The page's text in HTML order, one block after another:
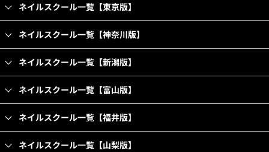
ネイルスクール一覧【東京版】
ネイルスクール一覧【神奈川版】
ネイルスクール一覧【新潟版】
ネイルスクール一覧【富山版】
ネイルスクール一覧【福井版】
ネイルスクール一覧【山梨版】